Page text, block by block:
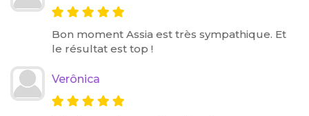
Bon moment Assia est très sympathique. Et
le résultat est top !
Verônica